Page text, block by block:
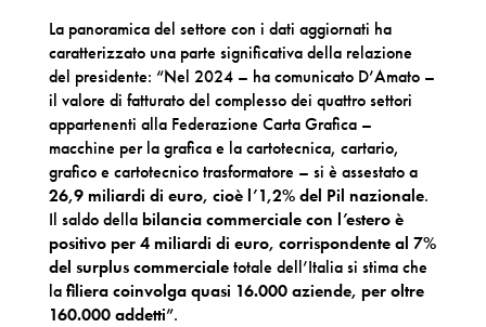
La panoramica del settore con i dati aggiornati ha
caratterizzato una parte significativa della relazione
del presidente: “Nel 2024 – ha comunicato D’Amato –
il valore di fatturato del complesso dei quattro settori
appartenenti alla Federazione Carta Grafica –
macchine per la grafica e la cartotecnica, cartario,
grafico e cartotecnico trasformatore – si è assestato a
26,9 miliardi di euro, cioè l’1,2% del Pil nazionale.
Il saldo della bilancia commerciale con l’estero è
positivo per 4 miliardi di euro, corrispondente al 7%
del surplus commercialetotale dell’Italia si stima che
lafiliera coinvolga quasi 16.000 aziende, per oltre
160.000 addetti”.